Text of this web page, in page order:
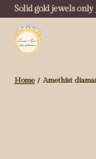
Solid gold jewels only
Home / Amethist